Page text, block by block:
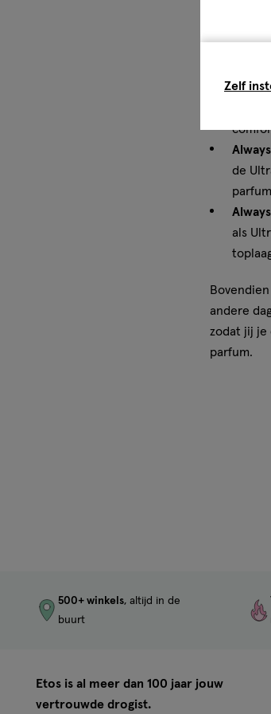
de
als
andere
zodat jij je
parfum.
500+ winkels, altijd in de
buurt
Etos is al meer dan 100 jaar jouw
vertrouwde drogist.
Zelf